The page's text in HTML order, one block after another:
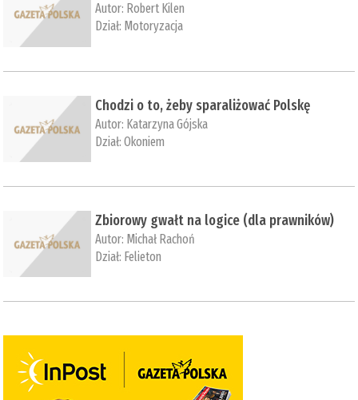
Autor: Robert Kilen
Dział: Motoryzacja
Chodzi o to, żeby sparaliżować Polskę
Autor: Katarzyna Gójska
Dział:Okoniem
Zbiorowy gwałt na logice (dla prawników)
Autor: Michał Rachoń
Dział: Felieton